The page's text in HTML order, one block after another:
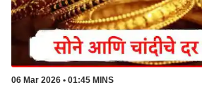
06 Mar 2026 • 01:45 MINS